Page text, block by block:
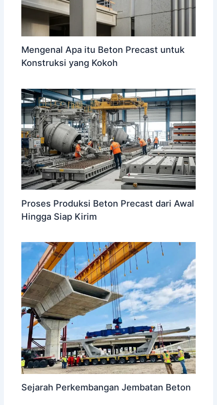
Mengenal Apa itu Beton Precast untuk
Konstruksi yang Kokoh
Proses Produksi Beton Precast dari Awal
Hingga Siap Kirim
Sejarah Perkembangan Jembatan Beton